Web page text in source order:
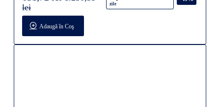
zile
lei
Adaugă în Coş